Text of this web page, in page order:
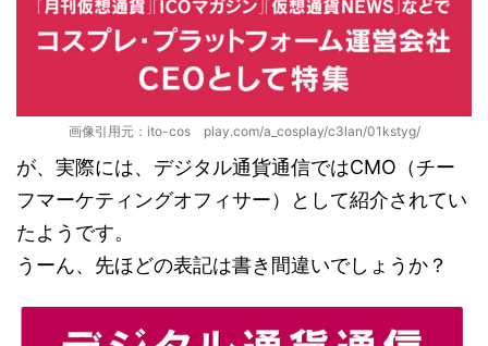
画像引用元：ito-cos play.com/a_cosplay/c3lan/01kstyg/
が、実際には、デジタル通貨通信ではCMO（チー
フマーケティングオフィサー）として紹介されてい
たようです。
うーん、先ほどの表記は書き間違いでしょうか？